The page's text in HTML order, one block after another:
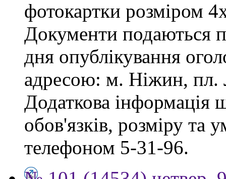
фотокартки розміром
Документи подаються
дня опублікування
адресою: м. Ніжин, пл.
Додаткова інформація
обов'язків, розміру та
телефоном 5-31-96.